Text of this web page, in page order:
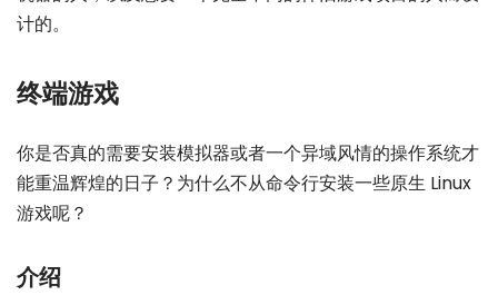
计的。
终端游戏
你是否真的需要安装模拟器或者一个异域风情的操作系统才
能重温辉煌的日子？为什么不从命令行安装一些原生 Linux
游戏呢？
介绍